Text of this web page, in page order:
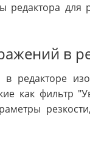
редактора для
в
редакторе
как фильтр